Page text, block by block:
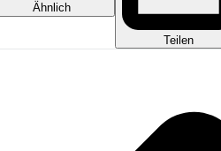
Ähnlich
Teilen